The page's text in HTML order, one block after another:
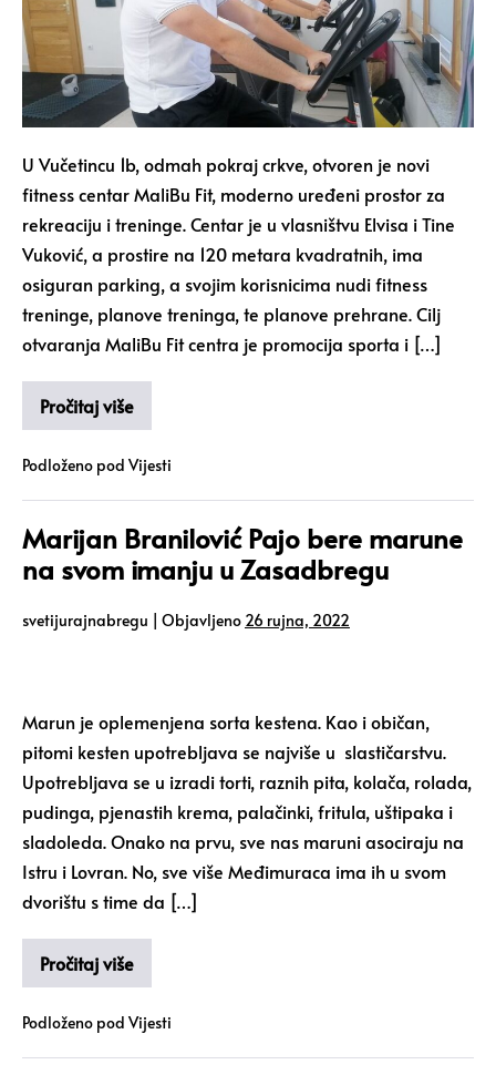
U Vučetincu 1b, odmah pokraj crkve, otvoren je novi
fitness centar MaliBu Fit, moderno uređeni prostor za
rekreaciju i treninge. Centar je u vlasništvu Elvisa i Tine
Vuković, a prostire na 120 metara kvadratnih, ima
osiguran parking, a svojim korisnicima nudi fitness
treninge, planove treninga, te planove prehrane. Cilj
otvaranja MaliBu Fit centra je promocija sporta i […]
Pročitaj više
Podloženo pod Vijesti
Marijan Branilović Pajo bere marune
na svom imanju u Zasadbregu
svetijurajnabregu | Objavljeno 26 rujna, 2022
Marun je oplemenjena sorta kestena. Kao i običan,
pitomi kesten upotrebljava se najviše u slastičarstvu.
Upotrebljava se u izradi torti, raznih pita, kolača, rolada,
pudinga, pjenastih krema, palačinki, fritula, uštipaka i
sladoleda. Onako na prvu, sve nas maruni asociraju na
Istru i Lovran. No, sve više Međimuraca ima ih u svom
dvorištu s time da […]
Pročitaj više
Podloženo pod Vijesti